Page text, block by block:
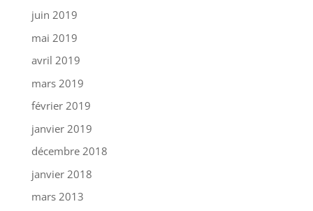
juin 2019
mai 2019
avril 2019
mars 2019
février 2019
janvier 2019
décembre 2018
janvier 2018
mars 2013